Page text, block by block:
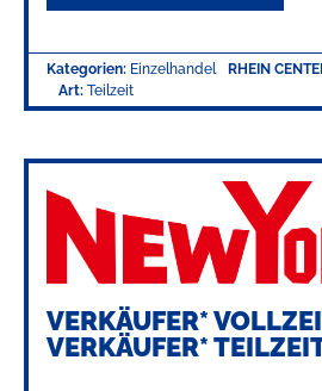
Kategorien: Einzelhandel RHEIN
Art: Teilzeit
VERKÄUFER*
VERKÄUFER*